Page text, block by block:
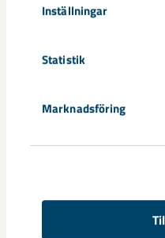
Inställningar
Statistik
Marknadsföring
Ny digital
obligatorisk
enklare, säkrare och mer